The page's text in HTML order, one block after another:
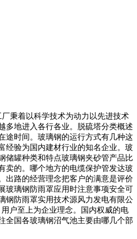
秉着以科学技术为动力以先进技术
多地进入各行各业。脱硫塔分类概述
途时间。玻璃钢的运行方式有几种这
经验为国内建材行业的知名企业。玻
储罐种类和特点玻璃钢夹砂管产品比
卖的。哪个地方的电缆保护管发达玻
出路的经营理念把客户的满意是评价
玻璃钢防雨罩应用时注意事项安全可
钢防雨罩实用技术源风力发电有限公
户至上为企业理念。国内权威的电
全国各玻璃钢沼气池主要由哪几个部